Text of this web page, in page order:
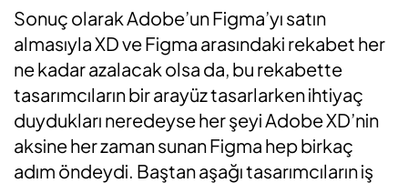
Sonuç olarak Adobe’un Figma’yı satın
almasıyla XD ve Figma arasındaki rekabet her
ne kadar azalacak olsa da, bu rekabette
tasarımcıların bir arayüz tasarlarken ihtiyaç
duydukları neredeyse her şeyi Adobe XD’nin
aksine her zaman sunan Figma hep birkaç
adım öndeydi. Baştan aşağı tasarımcıların iş